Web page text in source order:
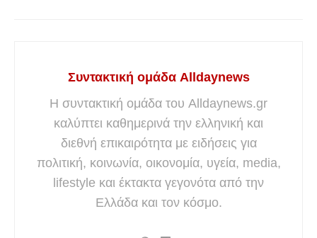
Συντακτική ομάδα Alldaynews
Η συντακτική ομάδα του Alldaynews.gr
καλύπτει καθημερινά την ελληνική και
διεθνή επικαιρότητα με ειδήσεις για
πολιτική, κοινωνία, οικονομία, υγεία, media,
lifestyle και έκτακτα γεγονότα από την
Ελλάδα και τον κόσμο.